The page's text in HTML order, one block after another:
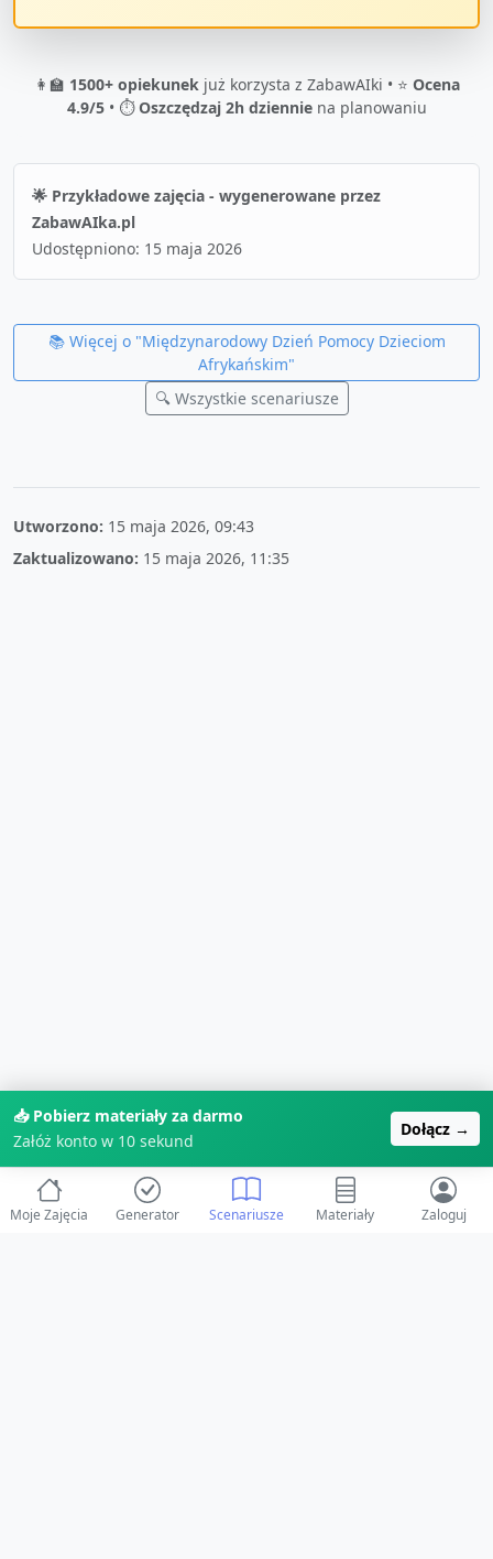
👩‍🏫 1500+ opiekunekjuż korzysta z ZabawAIki • ⭐ Ocena
4.9/5• ⏱️Oszczędzaj 2h dzienniena planowaniu
🌟 Przykładowe zajęcia - wygenerowane przez
ZabawAIka.pl
Udostępniono: 15 maja 2026
📚 Więcej o "Międzynarodowy Dzień Pomocy Dzieciom
Afrykańskim"
🔍 Wszystkie scenariusze
Utworzono: 15 maja 2026, 09:43
Zaktualizowano: 15 maja 2026, 11:35
📥 Pobierz materiały za darmo
Załóż konto w 10 sekund
Dołącz →
Moje Zajęcia Generator Scenariusze Materiały Zaloguj